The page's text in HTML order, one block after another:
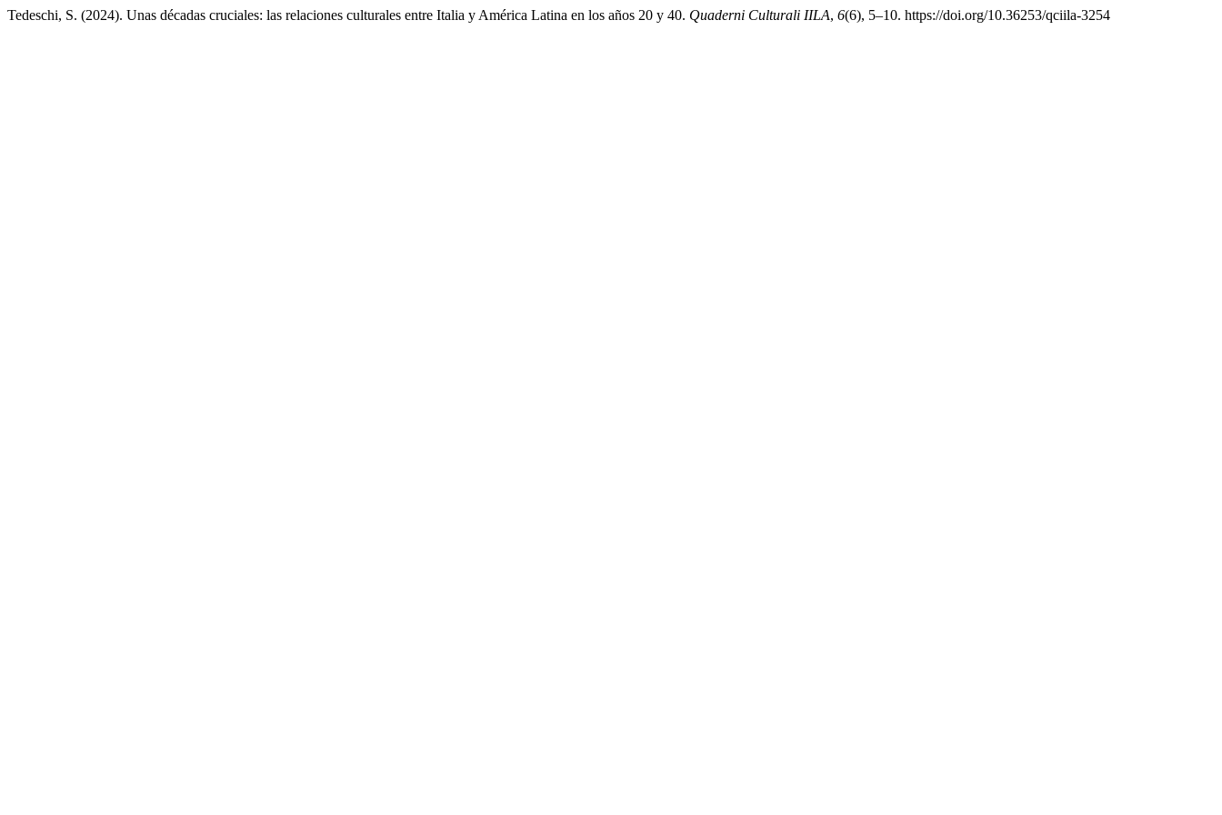
Tedeschi, S. (2024). Unas décadas cruciales: las relaciones culturales entre Italia y América Latina en los años 20 y 40. Quaderni Culturali IILA, 6(6), 5–10. https://doi.org/10.36253/qciila-3254